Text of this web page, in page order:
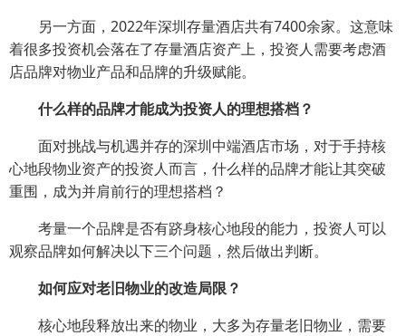
另一方面，2022年深圳存量酒店共有7400余家。这意味
着很多投资机会落在了存量酒店资产上，投资人需要考虑酒
店品牌对物业产品和品牌的升级赋能。
什么样的品牌才能成为投资人的理想搭档？
面对挑战与机遇并存的深圳中端酒店市场，对于手持核
心地段物业资产的投资人而言，什么样的品牌才能让其突破
重围，成为并肩前行的理想搭档？
考量一个品牌是否有跻身核心地段的能力，投资人可以
观察品牌如何解决以下三个问题，然后做出判断。
如何应对老旧物业的改造局限？
核心地段释放出来的物业，大多为存量老旧物业，需要